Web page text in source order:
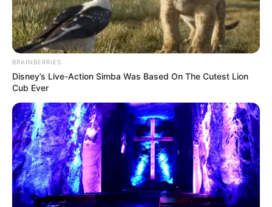
BRAINBERRIES
Disney’s Live-Action Simba Was Based On The Cutest Lion
Cub Ever